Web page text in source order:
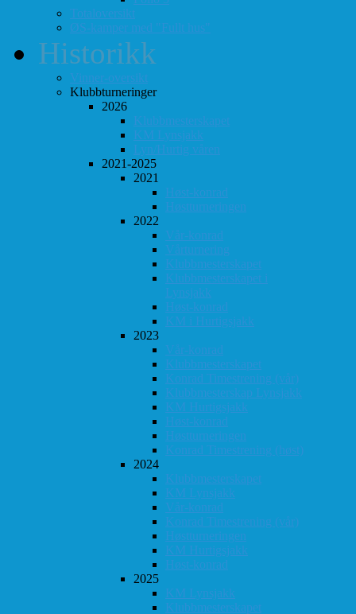
Totaloversikt
ØS-kamper med "Fullt hus"
Historikk
Vinner-oversikt
Klubbturneringer
2026
Klubbmesterskapet
KM Lynsjakk
Lyn/Hurtig våren
2021-2025
2021
Høst-konrad
Høstturneringen
2022
Vår-konrad
Vårturnering
Klubbmesterskapet
Klubbmesterskapet i
Lynsjakk
Høst-konrad
KM i Hurtigsjakk
2023
Vår-konrad
Klubbmesterskapet
Konrad Timestrening (vår)
Klubbmesterskap Lynsjakk
KM Hurtigsjakk
Høst-konrad
Høstturneringen
Konrad Timestrening (høst)
2024
Klubbmesterskapet
KM Lynsjakk
Vår-konrad
Konrad Timestrening (vår)
Høstturneringen
KM Hurtigsjakk
Høst-konrad
2025
KM Lynsjakk
Klubbmesterskapet